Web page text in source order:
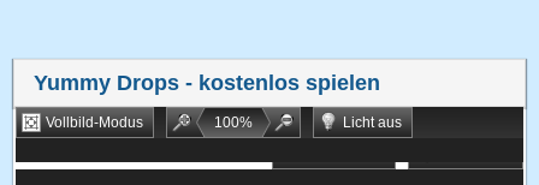
Yummy Drops - kostenlos spielen
Vollbild-Modus 100%
Licht aus